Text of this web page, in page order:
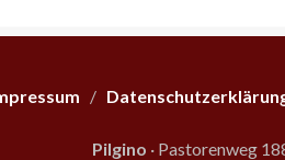
/
Pilgino · Pastorenweg